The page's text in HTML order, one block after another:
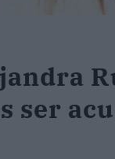
ser